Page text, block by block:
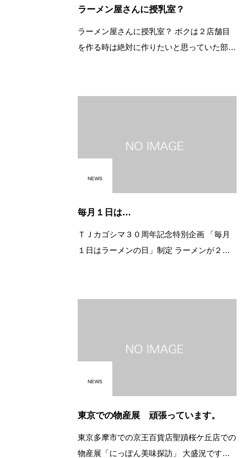
ラーメン屋さんに授乳室？
ラーメン屋さんに授乳室？ ボクは２店舗目
を作る時は絶対に作りたいと思っていた部屋
れ様に、特に子育て真っ最中で日
NEWS
毎月１日は…
ＴＪカゴシマ３０周年記念特別企画 「毎月
１日はラーメンの日」制定 ラーメンが２０
Ｋ！ ＴＪカゴシマ２月号に掲載
NEWS
東京での物産展 頑張っています。
東京多摩市での京王百貨店聖蹟桜ケ丘店での
物産展「にっぽん美味探訪」 大盛況です。